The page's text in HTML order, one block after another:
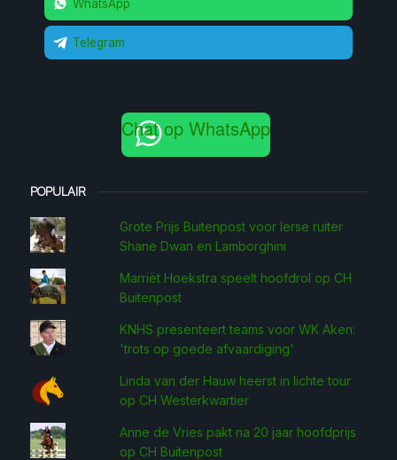
WhatsApp
Telegram
Chat op WhatsApp
POPULAIR
Grote Prijs Buitenpost voor Ierse ruiter
Shane Dwan en Lamborghini
Marriët Hoekstra speelt hoofdrol op CH
Buitenpost
KNHS presenteert teams voor WK Aken:
'trots op goede afvaardiging'
Linda van der Hauw heerst in lichte tour
op CH Westerkwartier
Anne de Vries pakt na 20 jaar hoofdprijs
op CH Buitenpost